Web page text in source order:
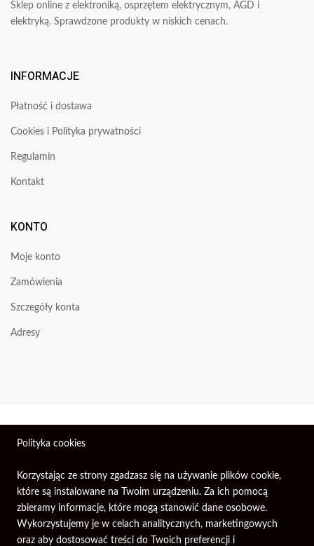
Sklep online z elektroniką, osprzętem elektrycznym, AGD i
elektryką. Sprawdzone produkty w niskich cenach.
INFORMACJE
Płatność i dostawa
Cookies i Polityka prywatności
Regulamin
Kontakt
KONTO
Moje konto
Zamówienia
Szczegóły konta
Adresy
Wszelkie prawa zastrzeżone © 2026 | Firma Elektroniczna
Polityka cookies
Korzystając ze strony zgadzasz się na używanie plików cookie,
które są instalowane na Twoim urządzeniu. Za ich pomocą
zbieramy informacje, które mogą stanowić dane osobowe.
Wykorzystujemy je w celach analitycznych, marketingowych
oraz aby dostosować treści do Twoich preferencji i